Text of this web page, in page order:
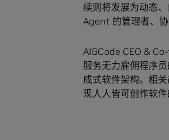
续则将发展为动态
Agent 的管理者、
AIGCode CEO &
服务无力雇佣程序
成式软件架构。相
现人人皆可创作软件